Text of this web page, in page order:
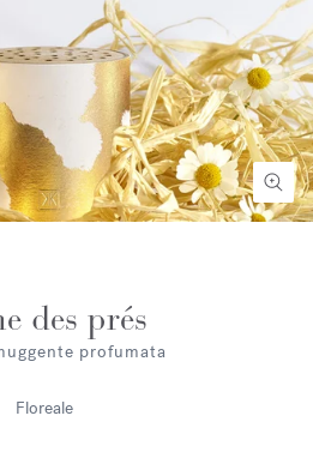
des prés
profumata
Floreale